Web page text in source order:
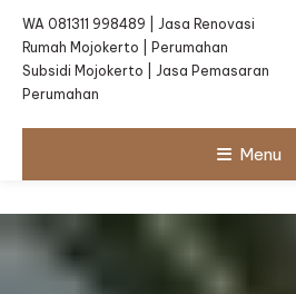
WA 081311 998489 | Jasa Renovasi
Rumah Mojokerto | Perumahan
Subsidi Mojokerto | Jasa Pemasaran
Perumahan
Menu